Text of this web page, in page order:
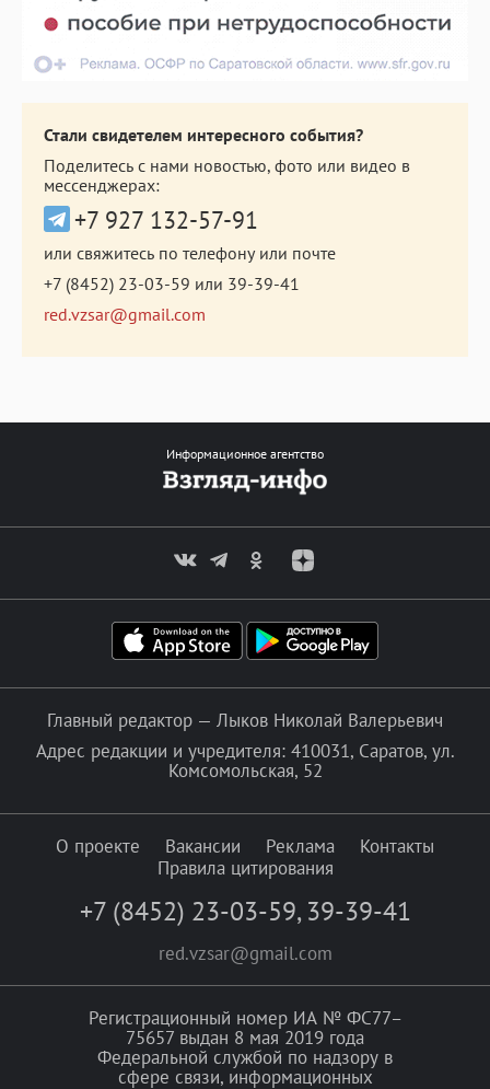
Стали свидетелем интересного события?
Поделитесь с нами новостью, фото или видео в
мессенджерах:
+7 927 132-57-91
или свяжитесь по телефону или почте
+7 (8452) 23-03-59 или 39-39-41
red.vzsar@gmail.com
Информационное агентство
Главный редактор — Лыков Николай Валерьевич
Адрес редакции и учредителя: 410031, Саратов, ул.
Комсомольская, 52
О проекте Вакансии Реклама
Контакты
Правила цитирования
+7 (8452) 23-03-59, 39-39-41
red.vzsar@gmail.com
Регистрационный номер ИА № ФС77–
75657 выдан 8 мая 2019 года
Федеральной службой по надзору в
сфере связи, информационных